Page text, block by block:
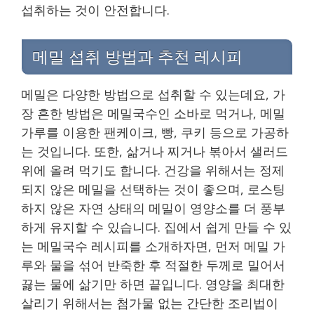
섭취하는 것이 안전합니다.
메밀 섭취 방법과 추천 레시피
메밀은 다양한 방법으로 섭취할 수 있는데요, 가
장 흔한 방법은 메밀국수인 소바로 먹거나, 메밀
가루를 이용한 팬케이크, 빵, 쿠키 등으로 가공하
는 것입니다. 또한, 삶거나 찌거나 볶아서 샐러드
위에 올려 먹기도 합니다. 건강을 위해서는 정제
되지 않은 메밀을 선택하는 것이 좋으며, 로스팅
하지 않은 자연 상태의 메밀이 영양소를 더 풍부
하게 유지할 수 있습니다. 집에서 쉽게 만들 수 있
는 메밀국수 레시피를 소개하자면, 먼저 메밀 가
루와 물을 섞어 반죽한 후 적절한 두께로 밀어서
끓는 물에 삶기만 하면 끝입니다. 영양을 최대한
살리기 위해서는 첨가물 없는 간단한 조리법이